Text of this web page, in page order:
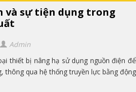
và sự tiện dụng trong
Admin
thiết bị nâng hạ sử dụng nguồn điện để
thông qua hệ thống truyền lực bằng động